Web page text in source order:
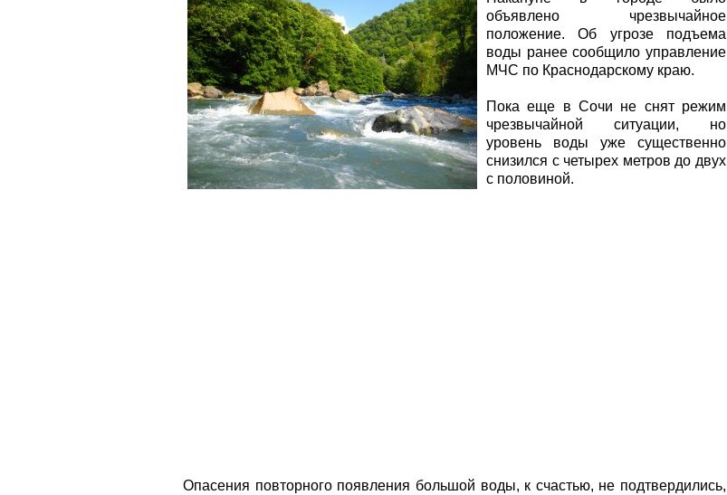
объявлено чрезвычайное
положение. Об угрозе подъема
воды ранее сообщило управление
МЧС по Краснодарскому краю.
Пока еще в Сочи не снят режим
чрезвычайной ситуации, но
уровень воды уже существенно
снизился с четырех метров до двух
с половиной.
Опасения повторного появления большой воды, к счастью, не подтвердились,